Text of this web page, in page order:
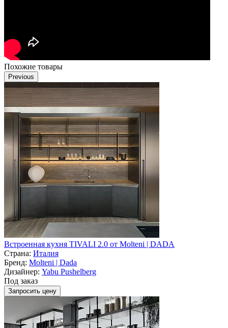
Похожие товары
Previous
Встроенная кухня TIVALI 2.0 от Molteni | DADA
Страна: Италия
Бренд: Molteni | Dada
Дизайнер: Yabu Pushelberg
Под заказ
Запросить цену